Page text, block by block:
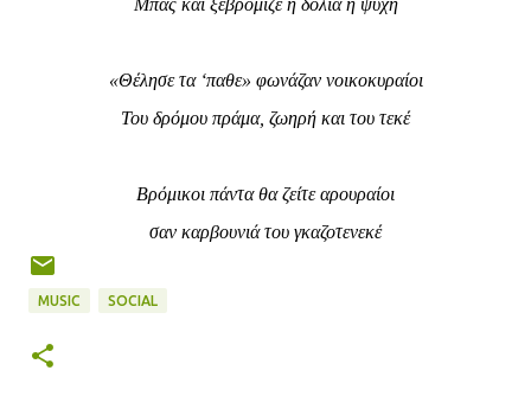
Μπας και ξεβρόμιζε η δόλια η ψυχή
«Θέλησε τα ‘παθε» φωνάζαν νοικοκυραίοι
Του δρόμου πράμα, ζωηρή και του τεκέ
Βρόμικοι πάντα θα ζείτε αρουραίοι
σαν καρβουνιά του γκαζοτενεκέ
MUSIC SOCIAL